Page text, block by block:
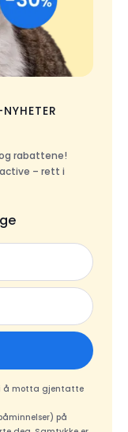
rabattene!
– rett i
i å motta gjentatte
på